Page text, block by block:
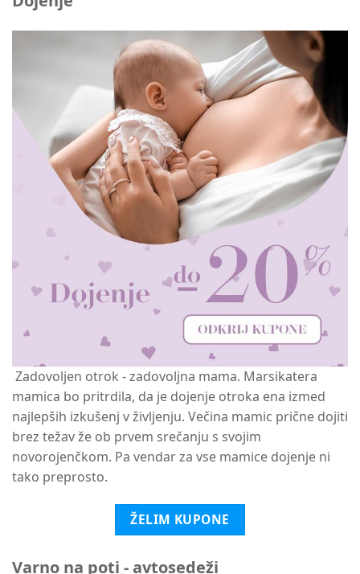
Zadovoljen otrok - zadovoljna mama. Marsikatera
mamica bo pritrdila, da je dojenje otroka ena izmed
najlepših izkušenj v življenju. Večina mamic prične dojiti
brez težav že ob prvem srečanju s svojim
novorojenčkom. Pa vendar za vse mamice dojenje ni
tako preprosto.
ŽELIM KUPONE
Varno na poti - avtosedeži